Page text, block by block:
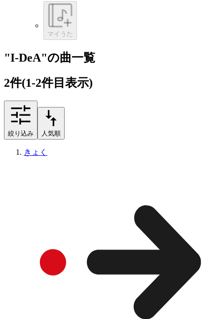
マイうた
"I-DeA"の曲一覧
2件(1-2件目表示)
絞り込み 人気順
きょく